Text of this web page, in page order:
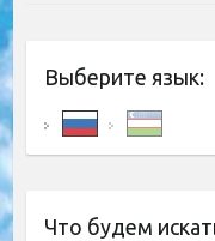
Выберите язык:
Что будем